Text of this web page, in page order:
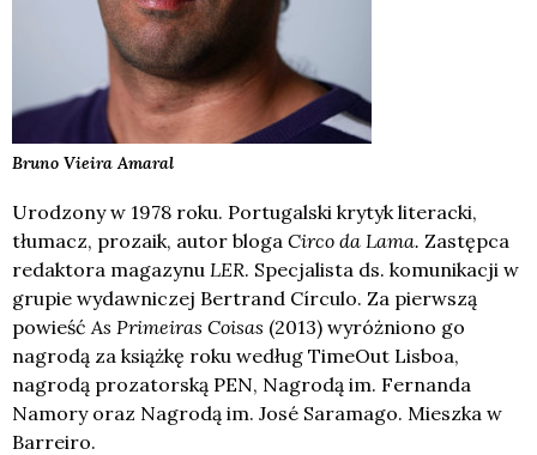
Bruno VieiraAmaral
Urodzony w 1978 roku. Portugalski krytyk literacki,
tłumacz, prozaik, autor bloga Circo da Lama. Zastępca
redaktora magazynu LER. Specjalista ds. komunikacji w
grupie wydawniczej Bertrand Círculo. Za pierwszą
powieść As Primeiras Coisas (2013) wyróżniono go
nagrodą za książkę roku według TimeOut Lisboa,
nagrodą prozatorską PEN, Nagrodą im. Fernanda
Namory oraz Nagrodą im. José Saramago. Mieszka w
Barreiro.